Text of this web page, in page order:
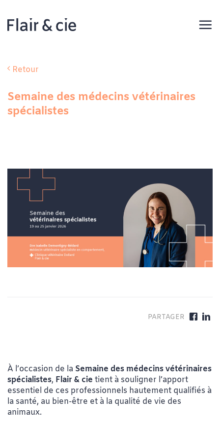
contenu
Retour
Semaine des médecins vétérinaires
spécialistes
À l’occasion de la Semaine des médecins vétérinaires
spécialistes, Flair & cie tient à souligner l’apport
essentiel de ces professionnels hautement qualifiés à
la santé, au bien-être et à la qualité de vie des
animaux.